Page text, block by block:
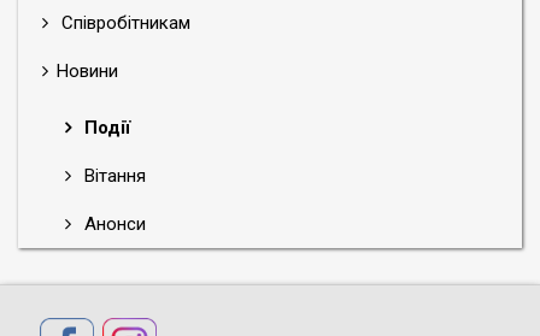
Співробітникам
Новини
Події
Вітання
Анонси